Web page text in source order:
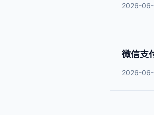
2026-
微信支
2026-